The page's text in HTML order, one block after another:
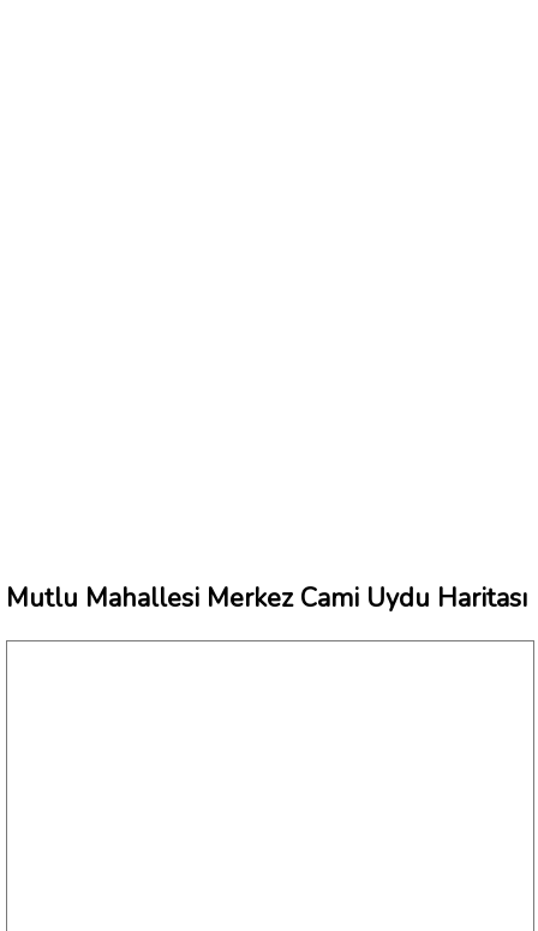
Mutlu Mahallesi Merkez Cami Uydu Haritası